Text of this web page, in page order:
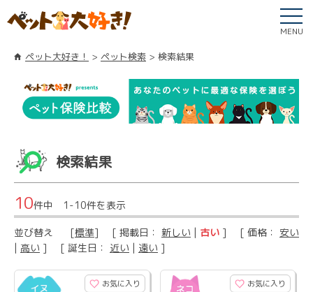
MENU
ペット大好き！ ペット検索 検索結果
検索結果
10件中 1-10件を表示
並び替え [標準] [ 掲載日： 新しい | 古い ] [ 価格： 安い
| 高い ] [ 誕生日： 近い | 遠い ]
お気に入り お気に入り